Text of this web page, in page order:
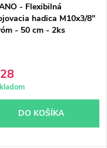
- Flexibilná
hadica M10x3/8"
- 50 cm - 2ks
DO KOŠÍKA